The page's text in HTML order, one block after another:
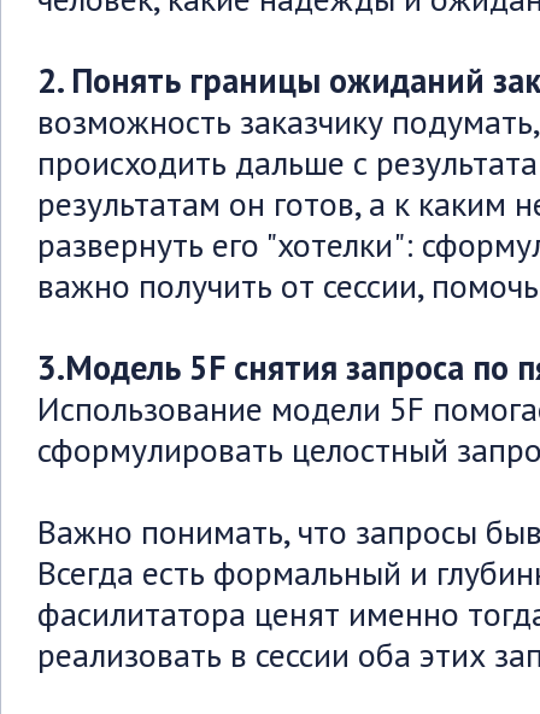
2. Понять границы ожиданий
возможность заказчику
происходить дальше с
результатам он готов, а к каким
развернуть его "хотелки":
важно получить от сессии,
3.Модель 5F снятия запроса по
Использование модели 5F
сформулировать целостный
Важно понимать, что запросы
Всегда есть формальный и
фасилитатора ценят именно
реализовать в сессии оба этих